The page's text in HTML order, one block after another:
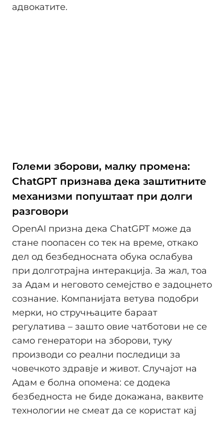
адвокатите.
Големи зборови, малку промена:
ChatGPT признава дека заштитните
механизми попуштаат при долги
разговори
OpenAI призна дека ChatGPT може да
стане поопасен со тек на време, откако
дел од безбедносната обука ослабува
при долготрајна интеракција. За жал, тоа
за Адам и неговото семејство е задоцнето
сознание. Компанијата ветува подобри
мерки, но стручњаците бараат
регулатива – зашто овие чатботови не се
само генератори на зборови, туку
производи со реални последици за
човечкото здравје и живот. Случајот на
Адам е болна опомена: се додека
безбедноста не биде докажана, ваквите
технологии не смеат да се користат кај